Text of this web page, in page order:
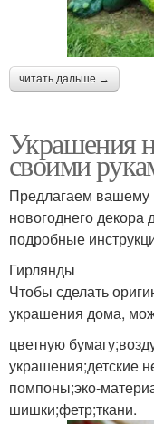
читать дальше →
Украшения
своими
Предлагаем вашему
новогоднего
подробные
Гирлянды
Чтобы сделать
украшения дома,
цветную
украшения;детские
помпоны;эко-
шишки;фетр;ткани.